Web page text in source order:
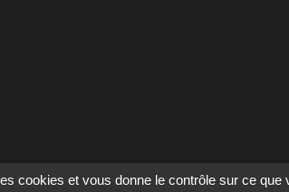
cookies et vous donne le contrôle sur ce que